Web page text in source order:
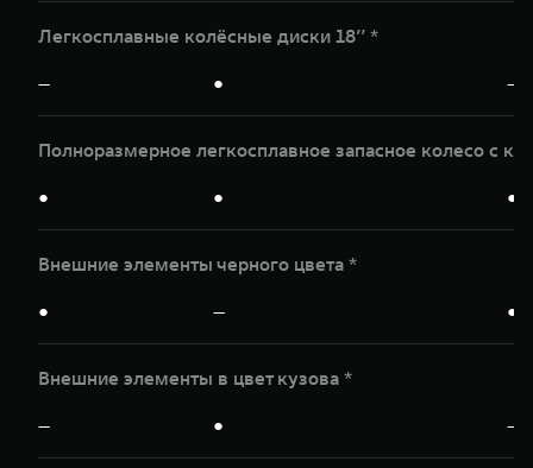
Легкосплавные колёсные диски 18’’ *
— ● —
Полноразмерное легкосплавное запасное колесо с
● ● ●
Внешние элементы черного цвета *
● — ●
Внешние элементы в цвет кузова *
— ● —